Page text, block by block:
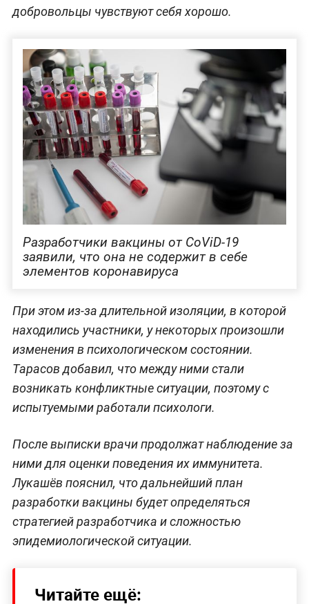
добровольцы чувствуют себя хорошо.
Разработчики вакцины от CoViD-19
заявили, что она не содержит в себе
элементов коронавируса
При этом из-за длительной изоляции, в которой
находились участники, у некоторых произошли
изменения в психологическом состоянии.
Тарасов добавил, что между ними стали
возникать конфликтные ситуации, поэтому с
испытуемыми работали психологи.
После выписки врачи продолжат наблюдение за
ними для оценки поведения их иммунитета.
Лукашёв пояснил, что дальнейший план
разработки вакцины будет определяться
стратегией разработчика и сложностью
эпидемиологической ситуации.
Читайте ещё: